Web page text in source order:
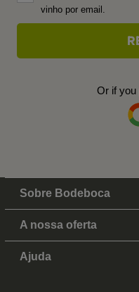
vinho por email.
Or if you
Sobre Bodeboca
A nossa oferta
Ajuda